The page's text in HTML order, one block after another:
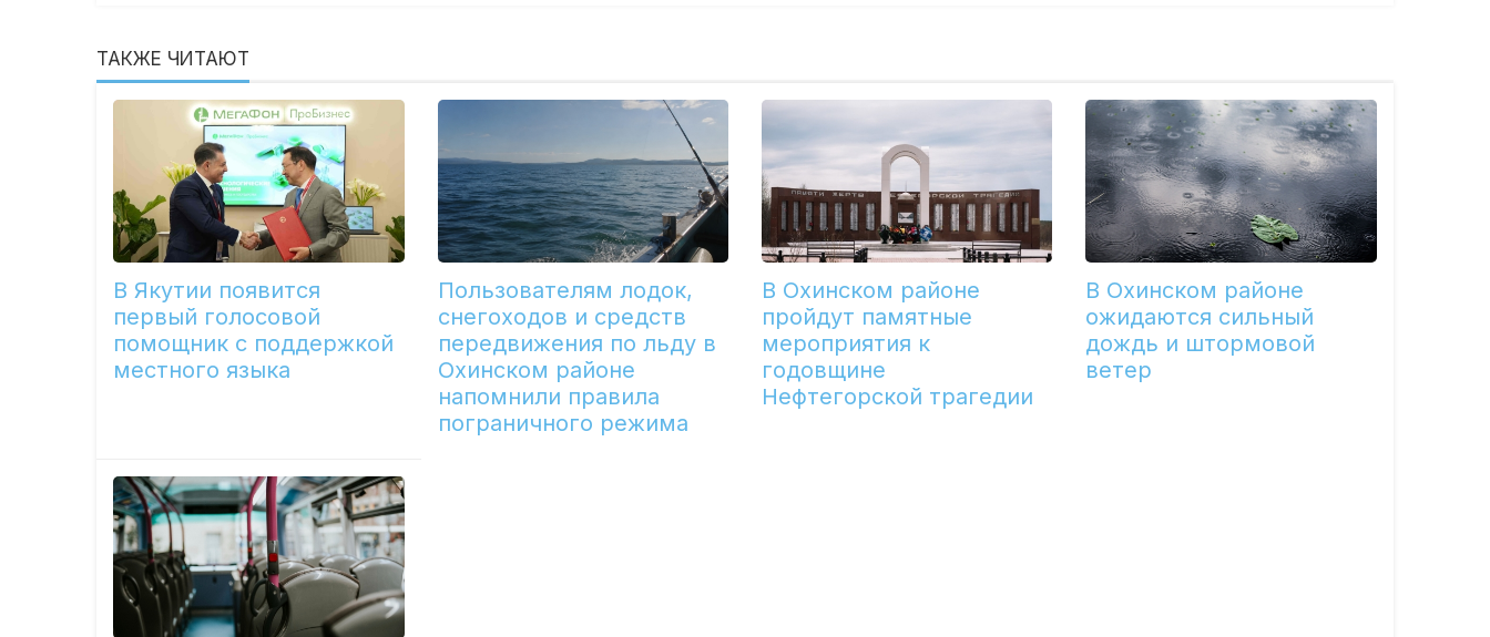
ТАКЖЕ ЧИТАЮТ
В Якутии появится
первый голосовой
помощник с поддержкой
местного языка
Пользователям лодок,
снегоходов и средств
передвижения по льду в
Охинском районе
напомнили правила
пограничного режима
В Охинском районе
пройдут памятные
мероприятия к
годовщине
Нефтегорской трагедии
В Охинском районе
ожидаются сильный
дождь и штормовой
ветер